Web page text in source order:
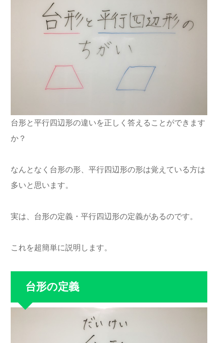
台形と平行四辺形の違いを正しく答えることができます
か？
なんとなく台形の形、平行四辺形の形は覚えている方は
多いと思います。
実は、台形の定義・平行四辺形の定義があるのです。
これを超簡単に説明します。
台形の定義